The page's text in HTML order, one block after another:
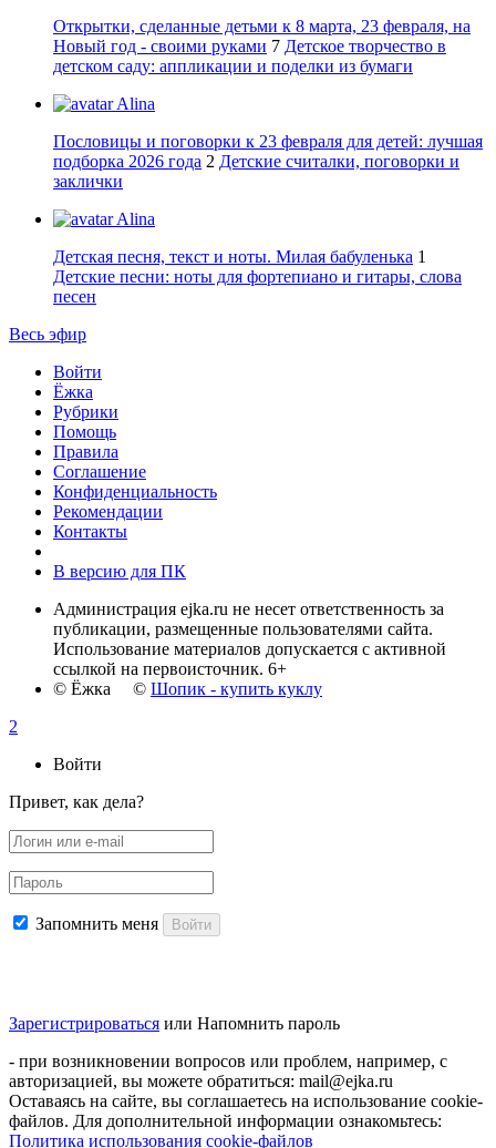
Открытки, сделанные детьми к 8 марта, 23 февраля, на
Новый год - своими руками 7 Детское творчество в
детском саду: аппликации и поделки из бумаги
Alina
Пословицы и поговорки к 23 февраля для детей: лучшая
подборка 2026 года 2 Детские считалки, поговорки и
заклички
Alina
Детская песня, текст и ноты. Милая бабуленька 1
Детские песни: ноты для фортепиано и гитары, слова
песен
Весь эфир
Войти
Ёжка
Рубрики
Помощь
Правила
Соглашение
Конфиденциальность
Рекомендации
Контакты
В версию для ПК
Администрация ejka.ru не несет ответственность за
публикации, размещенные пользователями сайта.
Использование материалов допускается с активной
ссылкой на первоисточник. 6+
© Ёжка © Шопик - купить куклу
2
Войти
Привет, как дела?
Запомнить меня Войти
Зарегистрироваться или Напомнить пароль
- при возникновении вопросов или проблем, например, с
авторизацией, вы можете обратиться: mail@ejka.ru
Оставаясь на сайте, вы соглашаетесь на использование cookie-
файлов. Для дополнительной информации ознакомьтесь:
Политика использования cookie-файлов